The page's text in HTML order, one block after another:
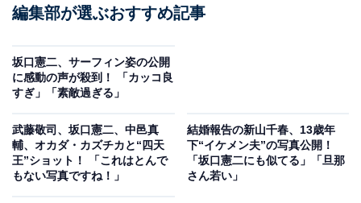
編集部が選ぶおすすめ記事
坂口憲二、サーフィン姿の公開
に感動の声が殺到！ 「カッコ良
すぎ」「素敵過ぎる」
武藤敬司、坂口憲二、中邑真
輔、オカダ・カズチカと“四天
王”ショット！ 「これはとんで
もない写真ですね！」
結婚報告の新山千春、13歳年
下“イケメン夫”の写真公開！
「坂口憲二にも似てる」「旦那
さん若い」